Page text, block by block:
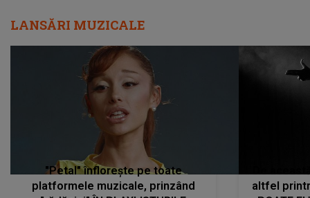
LANSĂRI MUZICALE
"Petal" înflorește pe toate
platformele muzicale, prinzând
altfel